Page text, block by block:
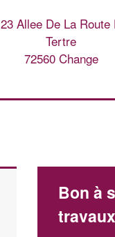
Allee De La Route
Tertre
72560 Change
Bon à
travaux